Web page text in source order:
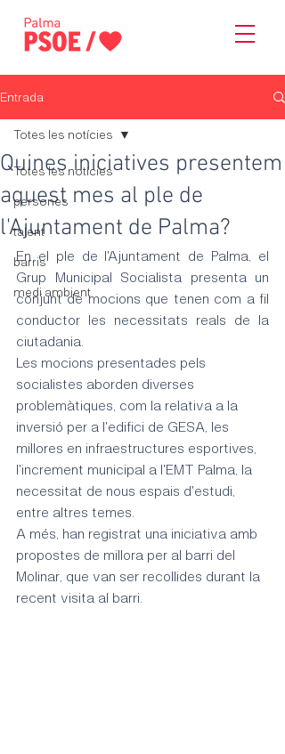
Entrada
Totes les notícies
persones
talent
barris
medi ambient
Totes les notícies
Quines iniciatives presentem
aquest mes al ple de
l'Ajuntament de Palma?
En el ple de l'Ajuntament de Palma, el
Grup Municipal Socialista presenta un
conjunt de mocions que tenen com a fil
conductor les necessitats reals de la
ciutadania.
Les mocions presentades pels
socialistes aborden diverses
problemàtiques, com la relativa a la
inversió per a l'edifici de GESA, les
millores en infraestructures esportives,
l'increment municipal a l'EMT Palma, la
necessitat de nous espais d'estudi,
entre altres temes.
A més, han registrat una iniciativa amb
propostes de millora per al barri del
Molinar, que van ser recollides durant la
recent visita al barri.